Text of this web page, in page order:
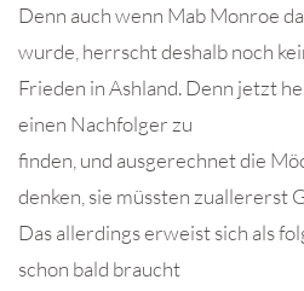
Denn auch wenn Mab Monroe
wurde, herrscht deshalb noch
Frieden in Ashland. Denn jetzt
einen Nachfolger zu
finden, und ausgerechnet die
denken, sie müssten zuallererst
Das allerdings erweist sich als
schon bald braucht